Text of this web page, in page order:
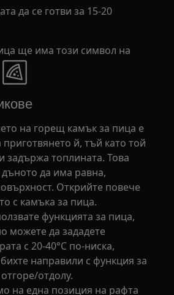
да се готви за 15-20
ще има този символ на
на горещ камък за пица е
приготвянето й, тъй като той
задържа топлината. Това
да има равна,
Открийте повече
с камъка за пица.
функцията за пица,
можете да зададете
с 20-40°C по-ниска,
направили с функция за
отдолу.
на една позиция на рафта